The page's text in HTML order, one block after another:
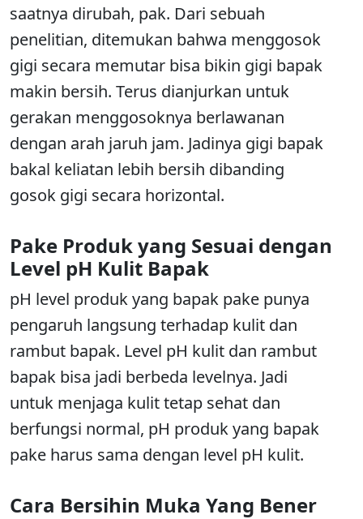
saatnya dirubah, pak. Dari sebuah
penelitian, ditemukan bahwa menggosok
gigi secara memutar bisa bikin gigi bapak
makin bersih. Terus dianjurkan untuk
gerakan menggosoknya berlawanan
dengan arah jaruh jam. Jadinya gigi bapak
bakal keliatan lebih bersih dibanding
gosok gigi secara horizontal.
Pake Produk yang Sesuai dengan
Level pH Kulit Bapak
pH level produk yang bapak pake punya
pengaruh langsung terhadap kulit dan
rambut bapak. Level pH kulit dan rambut
bapak bisa jadi berbeda levelnya. Jadi
untuk menjaga kulit tetap sehat dan
berfungsi normal, pH produk yang bapak
pake harus sama dengan level pH kulit.
Cara Bersihin Muka Yang Bener